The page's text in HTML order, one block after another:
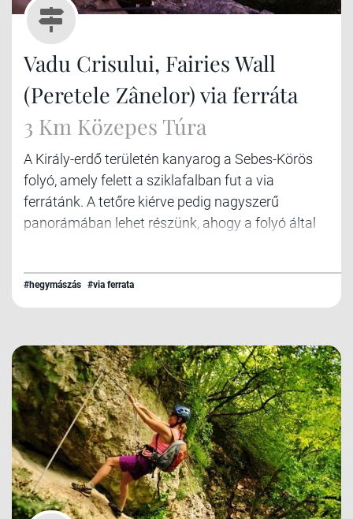
Vadu Crisului, Fairies Wall
(Peretele Zânelor) via ferráta
3 Km Közepes Túra
A Király-erdő területén kanyarog a Sebes-Körös
folyó, amely felett a sziklafalban fut a via
ferrátánk. A tetőre kiérve pedig nagyszerű
panorámában lehet részünk, ahogy a folyó által
#hegymászás #via ferrata